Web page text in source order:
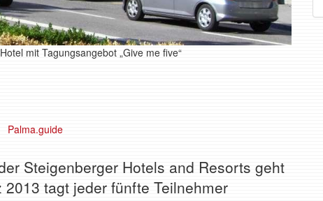
mit Tagungsangebot „Give me five“
Steigenberger Hotels and Resorts geht
tagt jeder fünfte Teilnehmer